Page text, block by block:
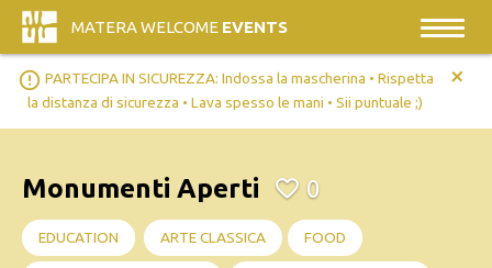
MATERA WELCOME EVENTS
error_outline PARTECIPA IN SICUREZZA: Indossa la mascherina • Rispetta
la distanza di sicurezza • Lava spesso le mani • Sii puntuale ;)
+
Monumenti Aperti 0
EDUCATION ARTE CLASSICA FOOD